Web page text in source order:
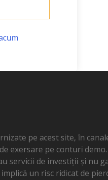
pe acest site, în
exersare pe conturi
servicii de investiții și nu
un risc ridicat de